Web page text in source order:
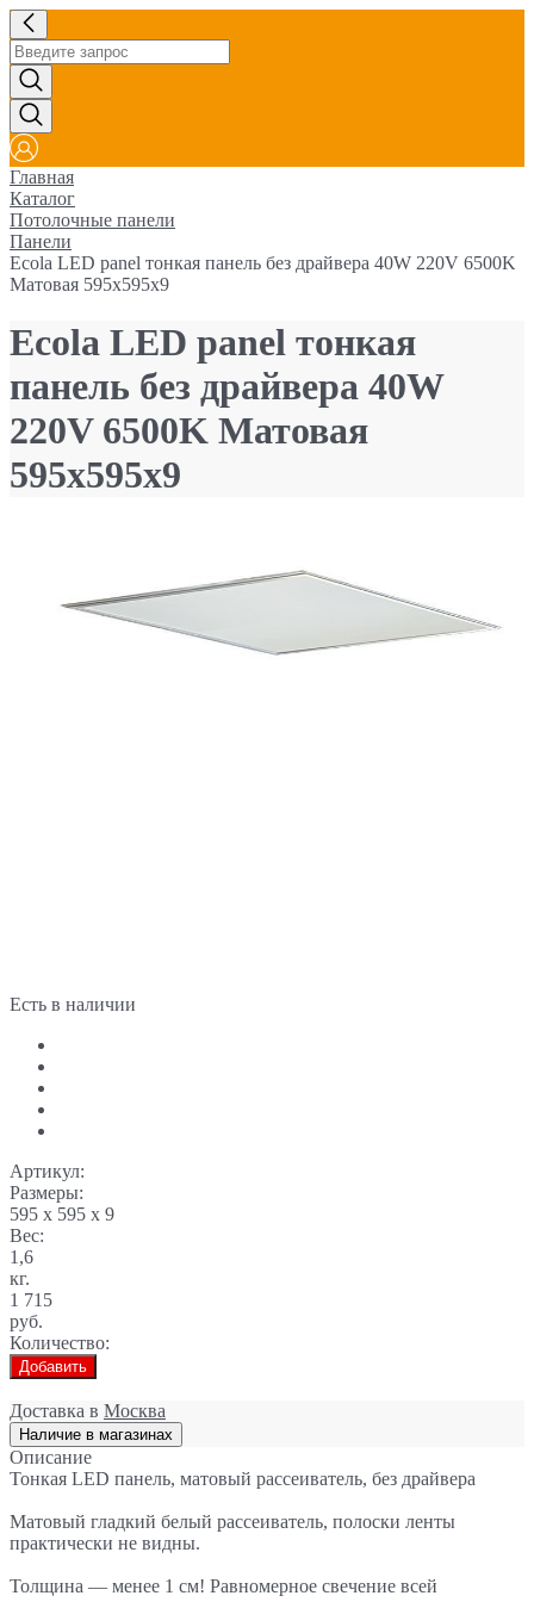
Главная
Каталог
Потолочные панели
Панели
Ecola LED panel тонкая панель без драйвера 40W 220V 6500K
Матовая 595x595x9
Ecola LED panel тонкая
панель без драйвера 40W
220V 6500K Матовая
595x595x9
Есть в наличии
Артикул:
Размеры:
595 x 595 x 9
Вес:
1,6
кг.
1 715
руб.
Количество:
Добавить
Доставка в Москва
Наличие в магазинах
Описание
Тонкая LED панель, матовый рассеиватель, без драйвера
Матовый гладкий белый рассеиватель, полоски ленты
практически не видны.
Толщина — менее 1 см! Равномерное свечение всей